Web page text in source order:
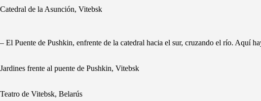
Catedral de la Asunción, Vitebsk
– El Puente de Pushkin, enfrente de la catedral hacia el sur, cruzando el río. Aquí
Jardines frente al puente de Pushkin, Vitebsk
Teatro de Vitebsk, Belarús